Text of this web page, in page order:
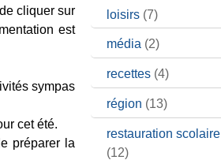
cliquer sur
est
cet été.
préparer la
loisirs (7)
média (2)
recettes (4)
région (13)
restauration scolaire
(12)